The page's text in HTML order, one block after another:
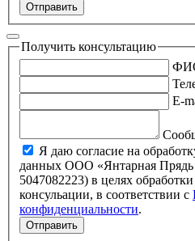
Отправить
Получить консультацию
E-
Я даю согласие на
данных ООО «Янтарная
5047082223) в целях обработки запроса и полченя
консульации, в соответствии с
конфиденциальности.
Отправить